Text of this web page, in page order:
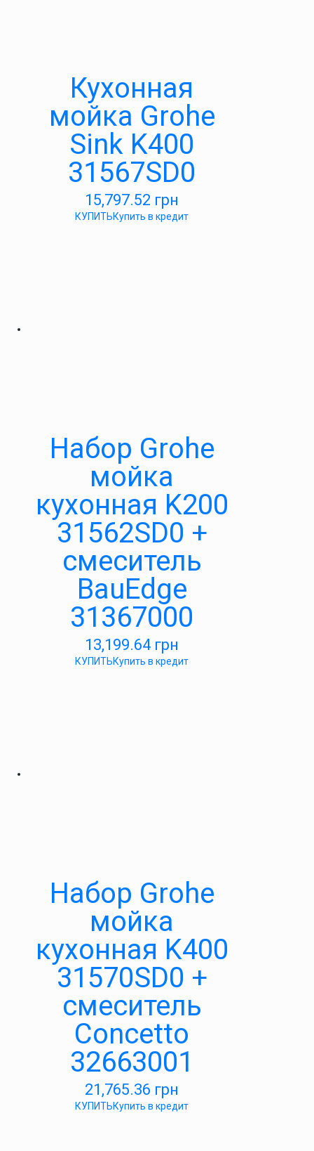
Кухонная
мойка Grohe
Sink K400
31567SD0
15,797.52 грн
КУПИТЬКупить в кредит
Набор Grohe
мойка
кухонная K200
31562SD0 +
смеситель
BauEdge
31367000
13,199.64 грн
КУПИТЬКупить в кредит
Набор Grohe
мойка
кухонная K400
31570SD0 +
смеситель
Concetto
32663001
21,765.36 грн
КУПИТЬКупить в кредит